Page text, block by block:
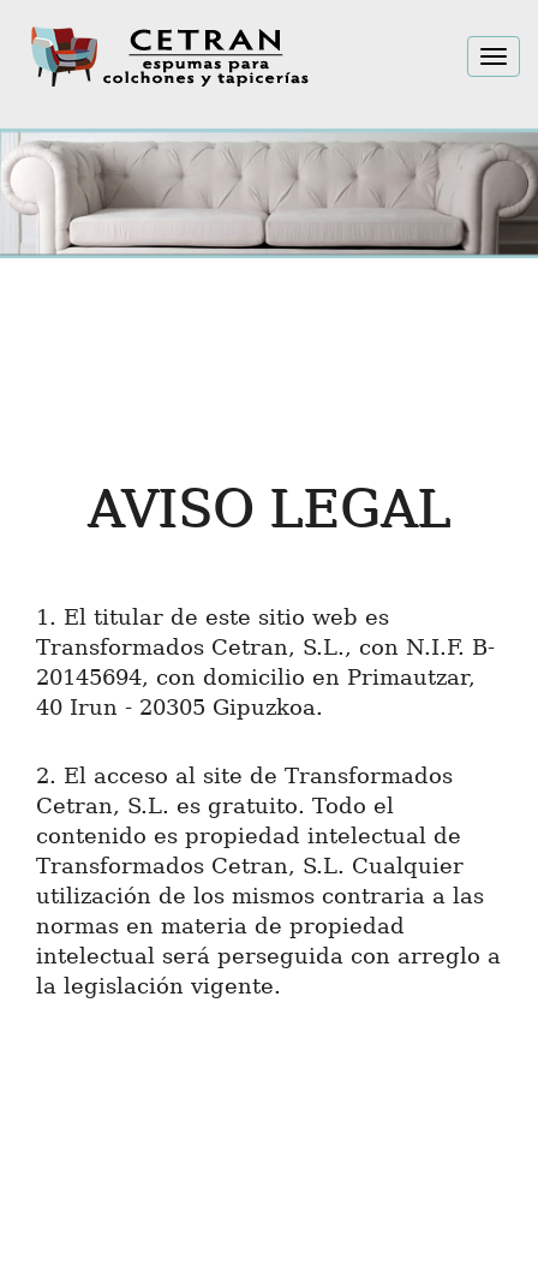
AVISO LEGAL
1. El titular de este sitio web es
Transformados Cetran, S.L., con N.I.F. B-
20145694, con domicilio en Primautzar,
40 Irun - 20305 Gipuzkoa.
2. El acceso al site de Transformados
Cetran, S.L. es gratuito. Todo el
contenido es propiedad intelectual de
Transformados Cetran, S.L. Cualquier
utilización de los mismos contraria a las
normas en materia de propiedad
intelectual será perseguida con arreglo a
la legislación vigente.